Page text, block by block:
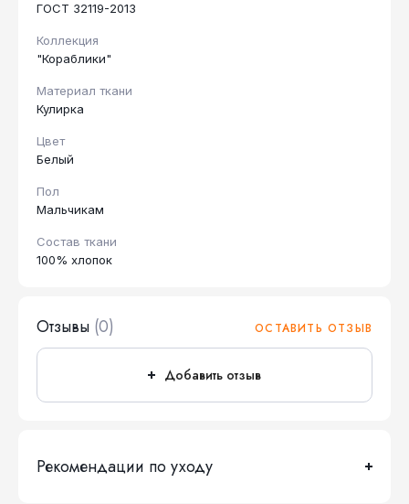
ГОСТ 32119-2013
Коллекция
"Кораблики"
Материал ткани
Кулирка
Цвет
Белый
Пол
Мальчикам
Состав ткани
100% хлопок
Отзывы (0) ОСТАВИТЬ ОТЗЫВ
Добавить отзыв
Рекомендации по уходу